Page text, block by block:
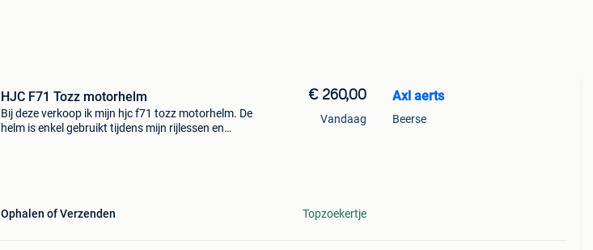
HJC F71 Tozz motorhelm
Bij deze verkoop ik mijn hjc f71 tozz motorhelm. De
helm is enkel gebruikt tijdens mijn rijlessen en
Ophalen of Verzenden
€ 260,00
Vandaag
Topzoekertje
Axl aerts
Beerse